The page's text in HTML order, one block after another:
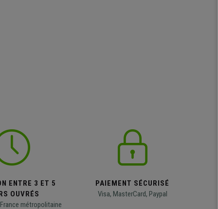
ENTRE 3 ET 5
OUVRÉS
métropolitaine
PAIEMENT SÉCURISÉ
Visa, MasterCard, Paypal